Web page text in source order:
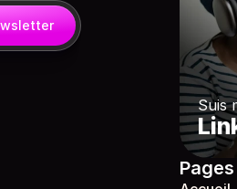
Suis
Pages